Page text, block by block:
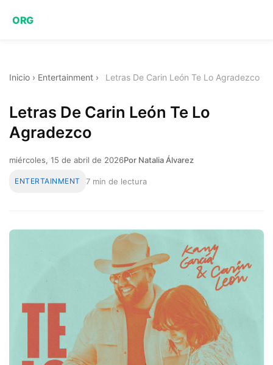
ORG
Inicio › Entertainment › Letras De Carin León Te Lo Agradezco
Letras De Carin León Te Lo
Agradezco
miércoles, 15 de abril de 2026Por Natalia Álvarez
ENTERTAINMENT 7 min de lectura